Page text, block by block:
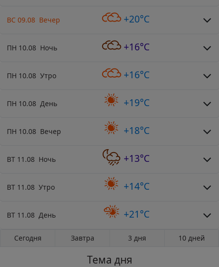
ВС 09.08 Вечер +20°C
ПН 10.08 Ночь +16°C
ПН 10.08 Утро +16°C
ПН 10.08 День +19°C
ПН 10.08 Вечер +18°C
ВТ 11.08 Ночь +13°C
ВТ 11.08 Утро +14°C
ВТ 11.08 День +21°C
Сегодня Завтра 3 дня 10 дней
Тема дня